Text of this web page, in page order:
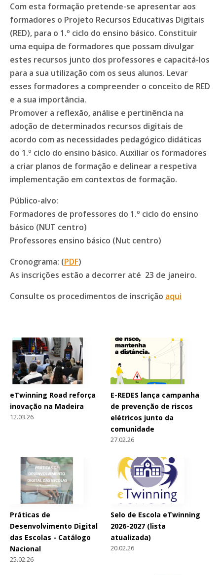
Com esta formação pretende-se apresentar aos
formadores o Projeto Recursos Educativas Digitais
(RED), para o 1.º ciclo do ensino básico. Constituir
uma equipa de formadores que possam divulgar
estes recursos junto dos professores e capacitá-los
para a sua utilização com os seus alunos. Levar
esses formadores a compreender o conceito de RED
e a sua importância.​
Promover a reflexão, análise e pertinência na
adoção de determinados recursos digitais de
acordo com as necessidades pedagógico didáticas
do 1.º ciclo do ensino básico. Auxiliar os formadores
a criar planos de formação e delinear a respetiva
implementação em contextos de formação.​
Público-alvo:
Formadores de professores do 1.º ciclo do ensino
básico (NUT centro)
Professores ensino básico (Nut centro)
Cronograma: (PDF)
As inscrições estão a decorrer até 23 de janeiro.
Consulte os procedimentos de inscrição aqui
eTwinning Road reforça
inovação na Madeira
12.03.26
E-REDES lança campanha
de prevenção de riscos
elétricos junto da
comunidade
27.02.26
Práticas de
Desenvolvimento Digital
das Escolas - Catálogo
Nacional
25.02.26
Selo de Escola eTwinning
2026-2027 (lista
atualizada)
20.02.26